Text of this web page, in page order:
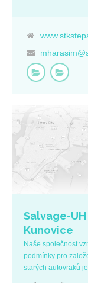
Salvage-
Kunovice
Naše společnost
podmínky pro
starých autovraků